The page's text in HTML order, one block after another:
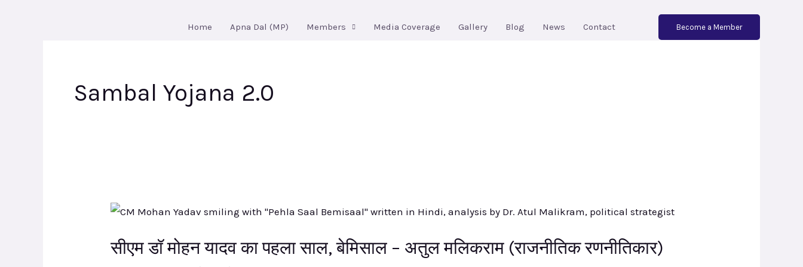
Home Apna Dal (MP) Members Media Coverage Gallery Blog News Contact Become a Member
Sambal Yojana 2.0
सीएम डॉ मोहन यादव का पहला साल, बेमिसाल – अतुल मलिकराम (राजनीतिक रणनीतिकार)
सीएम
मोहन